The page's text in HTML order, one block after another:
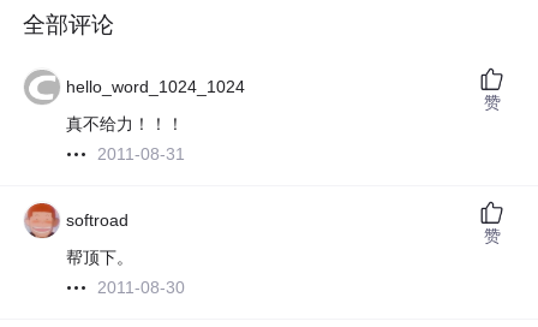
全部评论
hello_word_1024_1024
真不给力！！！
2011-08-31
赞
softroad
帮顶下。
2011-08-30
赞